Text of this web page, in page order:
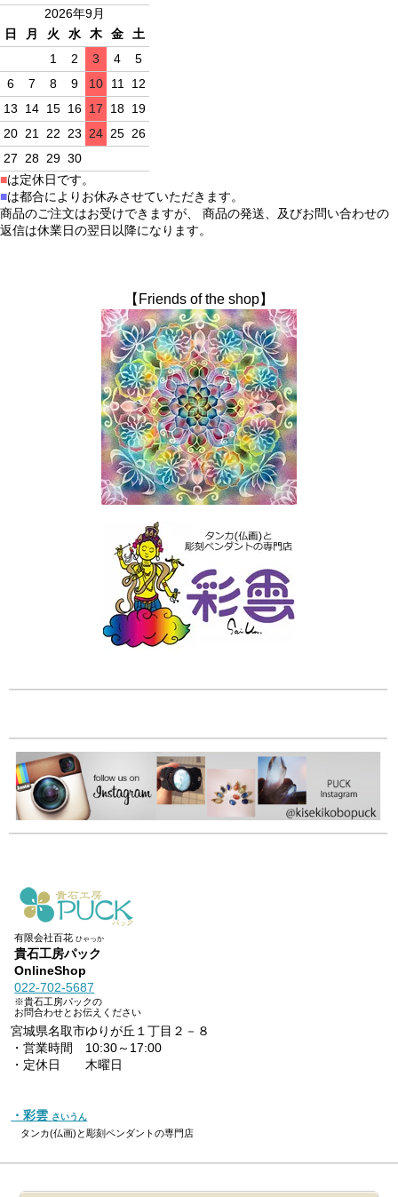
2026年9月
日
月 火 水 木 金
土
1
2 3 4
5
6
7 8 9 10 11
12
13
14 15 16 17 18 19
20 21 22 23 24 25 26
27
28 29 30
■は定休日です。
■は都合によりお休みさせていただきます。
商品のご注文はお受けできますが、 商品の発送、及びお問い合わせの
返信は休業日の翌日以降になります。
【Friends of the shop】
有限会社百花ひゃっか
貴石工房パック
OnlineShop
022-702-5687
※貴石工房パックの
お問合わせとお伝えください
宮城県名取市ゆりが丘１丁目２－８
・営業時間 10:30～17:00
・定休日 木曜日
・彩雲 さいうん
タンカ(仏画)と彫刻ペンダントの専門店